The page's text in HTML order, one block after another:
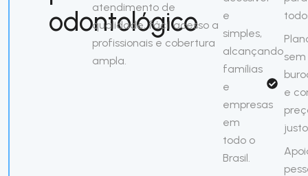
odontológico
atendimento de
qualidade, fácil acesso a
profissionais e cobertura
ampla.
e
simples,
alcançando
famílias
e
empresas
em
todo o
Brasil.
sem
e
justo